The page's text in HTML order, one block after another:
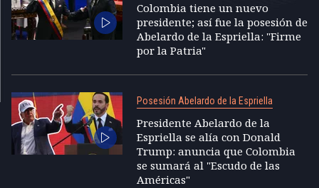
Colombia tiene un nuevo
presidente; así fue la posesión de
Abelardo de la Espriella: "Firme
por la Patria"
Posesión Abelardo de la Espriella
Presidente Abelardo de la
Espriella se alía con Donald
Trump: anuncia que Colombia
se sumará al "Escudo de las
Américas"